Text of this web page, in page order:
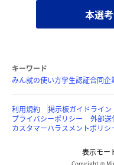
本選
キーワード
みん就の使い方学生認証合同企
利用規約 掲示板ガイドライン
プライバシーポリシー
外部送
カスタマーハラスメントポリシ
表示モー